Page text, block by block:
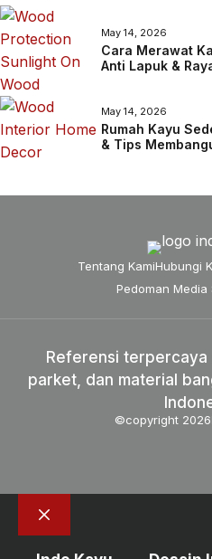
May 14, 2026
Cara Merawat
Anti Lapuk &
May 14, 2026
Rumah Kayu
& Tips
Tentang KamiHubungi
Pedoman Media
Referensi terpercaya
parket, dan material
©copyright 2026
Close